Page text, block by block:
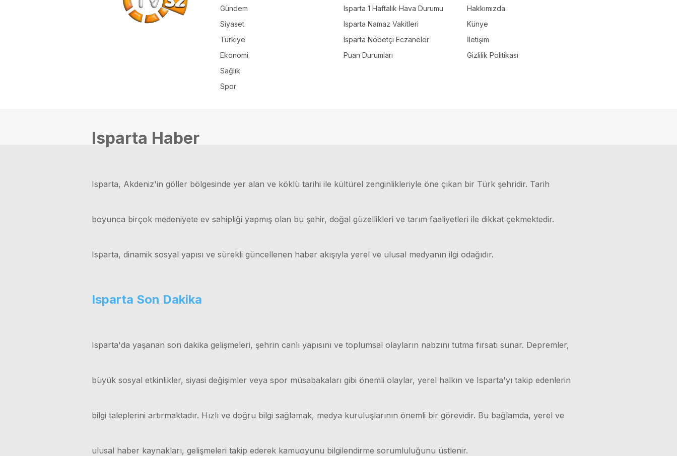
Gündem
Siyaset
Türkiye
Ekonomi
Sağlık
Spor
Isparta 1 Haftalık Hava Durumu
Isparta Namaz Vakitleri
Isparta Nöbetçi Eczaneler
Puan Durumları
Hakkımızda
Künye
İletişim
Gizlilik Politikası
Isparta Haber
Isparta, Akdeniz'in göller bölgesinde yer alan ve köklü tarihi ile kültürel zenginlikleriyle öne çıkan bir Türk şehridir. Tarih
boyunca birçok medeniyete ev sahipliği yapmış olan bu şehir, doğal güzellikleri ve tarım faaliyetleri ile dikkat çekmektedir.
Isparta, dinamik sosyal yapısı ve sürekli güncellenen haber akışıyla yerel ve ulusal medyanın ilgi odağıdır.
Isparta Son Dakika
Isparta'da yaşanan son dakika gelişmeleri, şehrin canlı yapısını ve toplumsal olayların nabzını tutma fırsatı sunar. Depremler,
büyük sosyal etkinlikler, siyasi değişimler veya spor müsabakaları gibi önemli olaylar, yerel halkın ve Isparta'yı takip edenlerin
bilgi taleplerini artırmaktadır. Hızlı ve doğru bilgi sağlamak, medya kuruluşlarının önemli bir görevidir. Bu bağlamda, yerel ve
ulusal haber kaynakları, gelişmeleri takip ederek kamuoyunu bilgilendirme sorumluluğunu üstlenir.